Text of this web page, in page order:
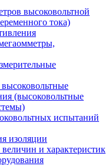
высоковольтной
тока)
(высоковольтные
испытаний
изоляции
и характеристик